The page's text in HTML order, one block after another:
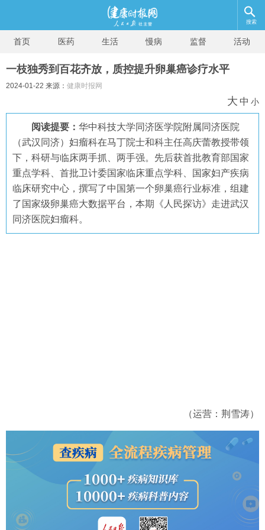
搜索
首页 医药 生活 慢病 监督 活动
一枝独秀到百花齐放，质控提升卵巢癌诊疗水平
2024-01-22 来源： 健康时报网
大 中 小
阅读提要： 华中科技大学同济医学院附属同济医院
（武汉同济）妇瘤科在马丁院士和科主任高庆蕾教授带领
下，科研与临床两手抓、两手强。先后获首批教育部国家
重点学科、首批卫计委国家临床重点学科、国家妇产疾病
临床研究中心，撰写了中国第一个卵巢癌行业标准，组建
了国家级卵巢癌大数据平台，本期《人民探访》走进武汉
同济医院妇瘤科。
（运营：荆雪涛）